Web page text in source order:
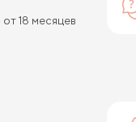
18 месяцев